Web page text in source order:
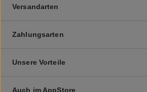
Versandarten
Zahlungsarten
Unsere Vorteile
Auch im AppStore